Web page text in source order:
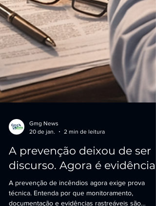
20 de jan.
2 min de leitura
A prevenção deixou de ser
discurso. Agora é evidência.
A prevenção de incêndios agora exige prova